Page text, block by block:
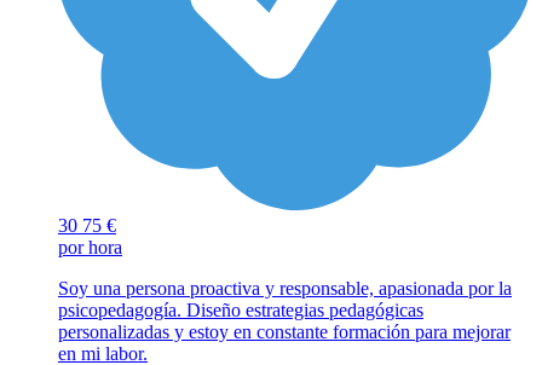
30 75 €
por hora
Soy una persona proactiva y responsable, apasionada por la
psicopedagogía. Diseño estrategias pedagógicas
personalizadas y estoy en constante formación para mejorar
en mi labor.